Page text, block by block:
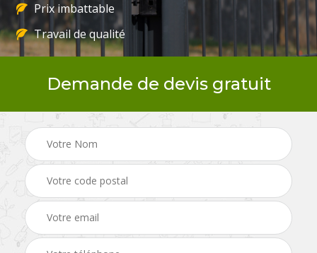
Prix imbattable
Travail de qualité
Demande de devis gratuit